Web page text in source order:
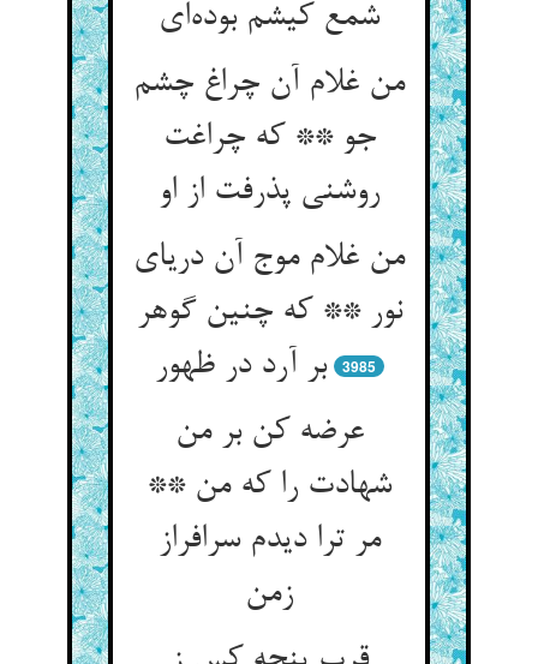
من غلام آن چراغ چشم
جو ** که چراغت
روشنی پذرفت از او
من غلام موج آن دریای
نور ** که چنین گوهر
بر آرد در ظهور
3985
عرضه کن بر من
شهادت را که من **
مر ترا دیدم سرافراز